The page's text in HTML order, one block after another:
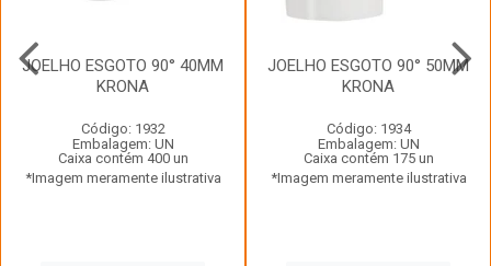
JOELHO ESGOTO 90° 40MM
KRONA
Código: 1932
Embalagem: UN
Caixa contém 400 un
*Imagem meramente ilustrativa
JOELHO ESGOTO 90° 50MM
KRONA
Código: 1934
Embalagem: UN
Caixa contém 175 un
*Imagem meramente ilustrativa